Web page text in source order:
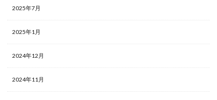
2025年7月
2025年1月
2024年12月
2024年11月